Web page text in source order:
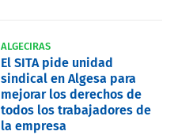
ALGECIRAS
El SITA pide unidad
sindical en Algesa para
mejorar los derechos de
todos los trabajadores de
la empresa